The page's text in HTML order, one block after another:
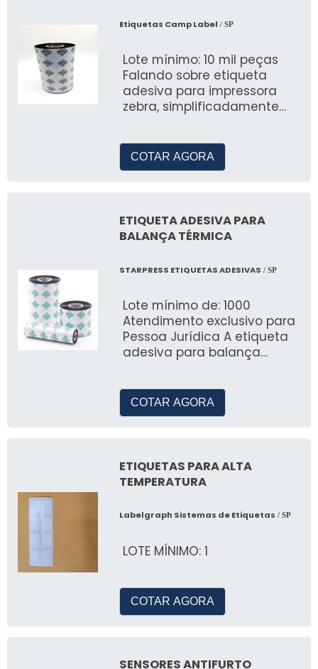
Etiquetas Camp Label / SP
Lote mínimo: 10 mil peças
Falando sobre etiqueta
adesiva para impressora
zebra, simplificadamente
em uma grande
COTAR AGORA
ETIQUETA ADESIVA PARA
BALANÇA TÉRMICA
STARPRESS ETIQUETAS ADESIVAS / SP
Lote mínimo de: 1000
Atendimento exclusivo para
Pessoa Jurídica A etiqueta
adesiva para balança
COTAR AGORA
ETIQUETAS PARA ALTA
TEMPERATURA
Labelgraph Sistemas de Etiquetas / SP
LOTE MÍNIMO: 1
COTAR AGORA
SENSORES ANTIFURTO